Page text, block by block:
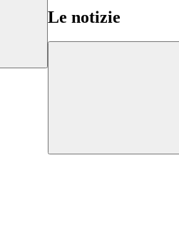
Le notizie